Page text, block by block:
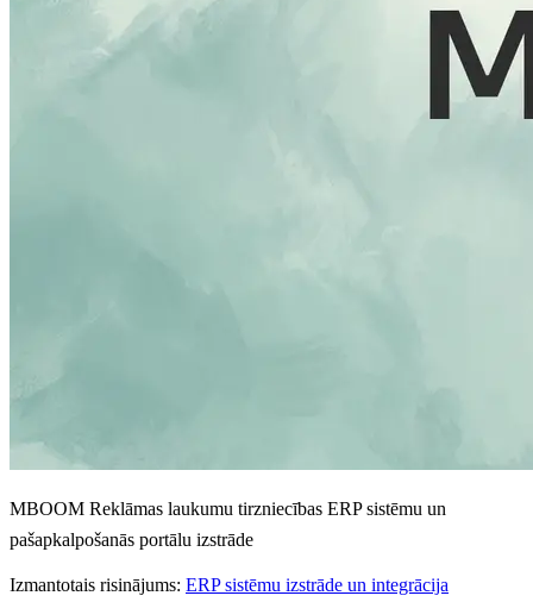
MBOOM Reklāmas laukumu tirzniecības ERP sistēmu un
pašapkalpošanās portālu izstrāde
Izmantotais risinājums: ERP sistēmu izstrāde un integrācija